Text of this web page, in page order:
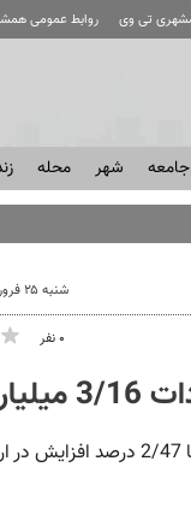
تی وی روابط عمومی
جامعه شهر محله
شنبه ۲۵ فروردین ۱۳۸۶ - ۱۵:۳۳
۰ نفر